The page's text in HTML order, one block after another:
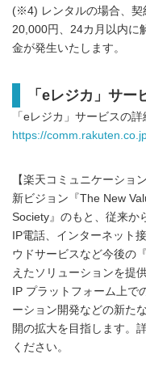
(※4) レンタルの場合、契
20,000円、24カ月以内に
金が発生いたします。
「eレジカ」サー
「eレジカ」サービスの
https://
【楽天コミュニケーショ
新ビジョン『The New
Society』のもと、従来か
IP電話、インターネット
ウドサービスなど今後の
えたソリューションを提
IP プラットフォーム上
ーション開発などの新た
開の拡大を目指します。
ください。